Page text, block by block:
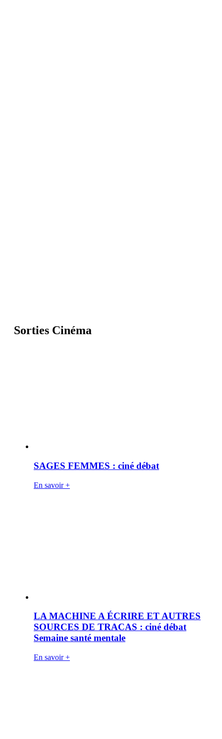
Sorties Cinéma
SAGES FEMMES : ciné débat
En savoir +
LA MACHINE A ÉCRIRE ET AUTRES
SOURCES DE TRACAS : ciné débat
Semaine santé mentale
En savoir +